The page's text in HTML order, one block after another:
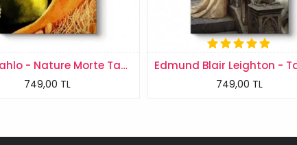
Frida Kahlo - Nature Morte Tablosu
749,00 TL 749,00 TL